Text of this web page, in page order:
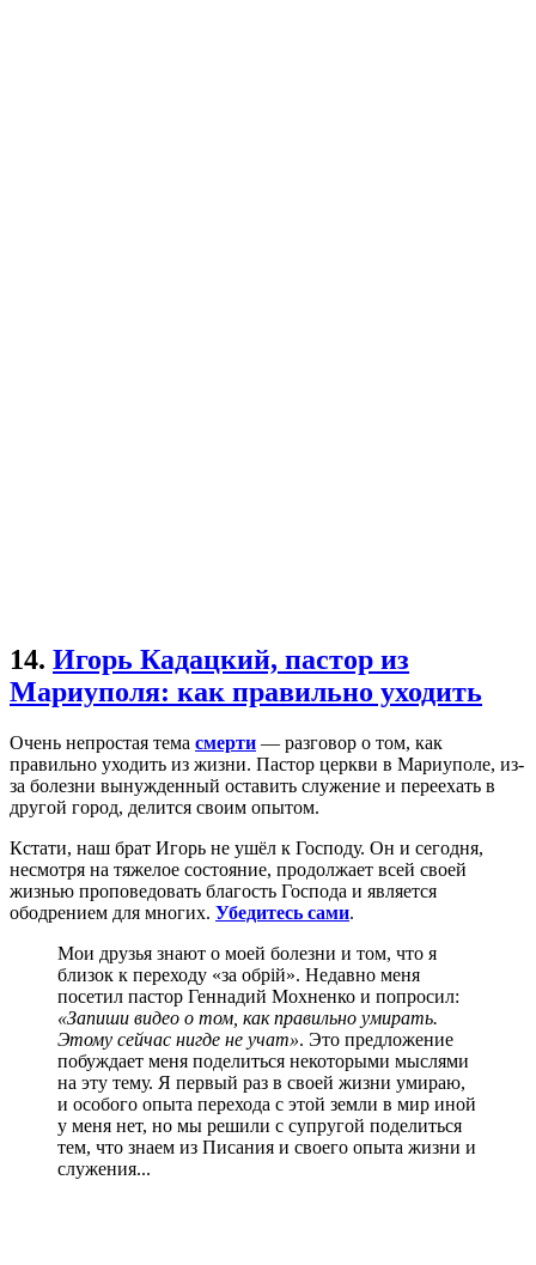
14. Игорь Кадацкий, пастор из
Мариуполя: как правильно уходить
Очень непростая тема смерти — разговор о том, как
правильно уходить из жизни. Пастор церкви в Мариуполе, из-
за болезни вынужденный оставить служение и переехать в
другой город, делится своим опытом.
Кстати, наш брат Игорь не ушёл к Господу. Он и сегодня,
несмотря на тяжелое состояние, продолжает всей своей
жизнью проповедовать благость Господа и является
ободрением для многих. Убедитесь сами.
Мои друзья знают о моей болезни и том, что я
близок к переходу «за обрій». Недавно меня
посетил пастор Геннадий Мохненко и попросил:
«Запиши видео о том, как правильно умирать.
Этому сейчас нигде не учат». Это предложение
побуждает меня поделиться некоторыми мыслями
на эту тему. Я первый раз в своей жизни умираю,
и особого опыта перехода с этой земли в мир иной
у меня нет, но мы решили с супругой поделиться
тем, что знаем из Писания и своего опыта жизни и
служения...